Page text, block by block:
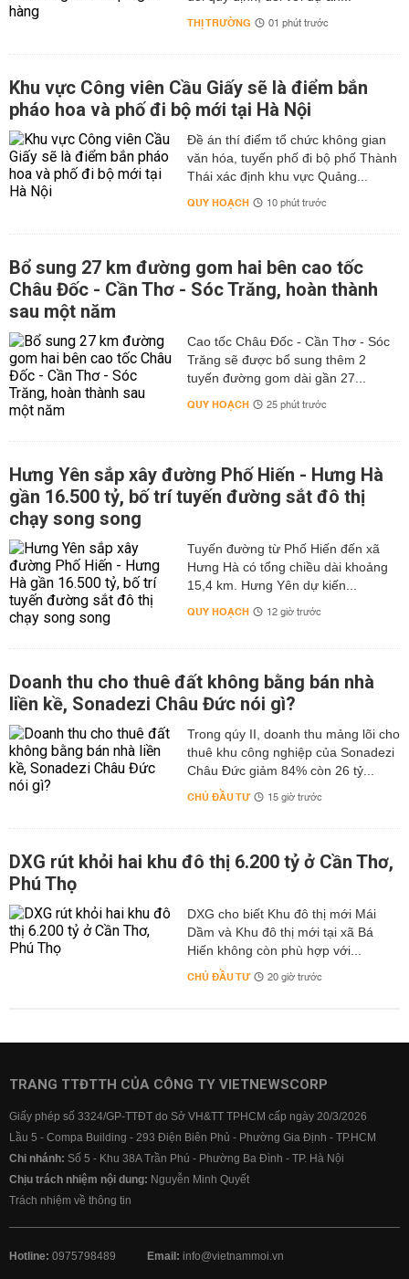
THỊ TRƯỜNG 01 phút trước
Khu vực Công viên Cầu Giấy sẽ là điểm bắn
pháo hoa và phố đi bộ mới tại Hà Nội
Đề án thí điểm tổ chức không gian
văn hóa, tuyến phố đi bộ phố Thành
Thái xác định khu vực Quảng...
QUY HOẠCH 10 phút trước
Bổ sung 27 km đường gom hai bên cao tốc
Châu Đốc - Cần Thơ - Sóc Trăng, hoàn thành
sau một năm
Cao tốc Châu Đốc - Cần Thơ - Sóc
Trăng sẽ được bổ sung thêm 2
tuyến đường gom dài gần 27...
QUY HOẠCH 25 phút trước
Hưng Yên sắp xây đường Phố Hiến - Hưng Hà
gần 16.500 tỷ, bố trí tuyến đường sắt đô thị
chạy song song
Tuyến đường từ Phố Hiến đến xã
Hưng Hà có tổng chiều dài khoảng
15,4 km. Hưng Yên dự kiến...
QUY HOẠCH 12 giờ trước
Doanh thu cho thuê đất không bằng bán nhà
liền kề, Sonadezi Châu Đức nói gì?
Trong qúy II, doanh thu mảng lõi cho
thuê khu công nghiệp của Sonadezi
Châu Đức giảm 84% còn 26 tỷ...
CHỦ ĐẦU TƯ 15 giờ trước
DXG rút khỏi hai khu đô thị 6.200 tỷ ở Cần Thơ,
Phú Thọ
DXG cho biết Khu đô thị mới Mái
Dầm và Khu đô thị mới tại xã Bá
Hiến không còn phù hợp với...
CHỦ ĐẦU TƯ 20 giờ trước
TRANG TTĐTTH CỦA CÔNG TY VIETNEWSCORP
Giấy phép số 3324/GP-TTĐT do Sở VH&TT TPHCM cấp ngày 20/3/2026
Lầu 5 - Compa Building - 293 Điện Biên Phủ - Phường Gia Định - TP.HCM
Chi nhánh: Số 5 - Khu 38A Trần Phú - Phường Ba Đình - TP. Hà Nội
Chịu trách nhiệm nội dung: Nguyễn Minh Quyết
Trách nhiệm về thông tin
Hotline: 0975798489 Email: info@vietnammoi.vn